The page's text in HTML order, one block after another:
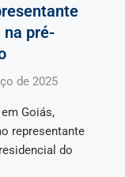
na pré-
de 2025
Goiás,
representante
do